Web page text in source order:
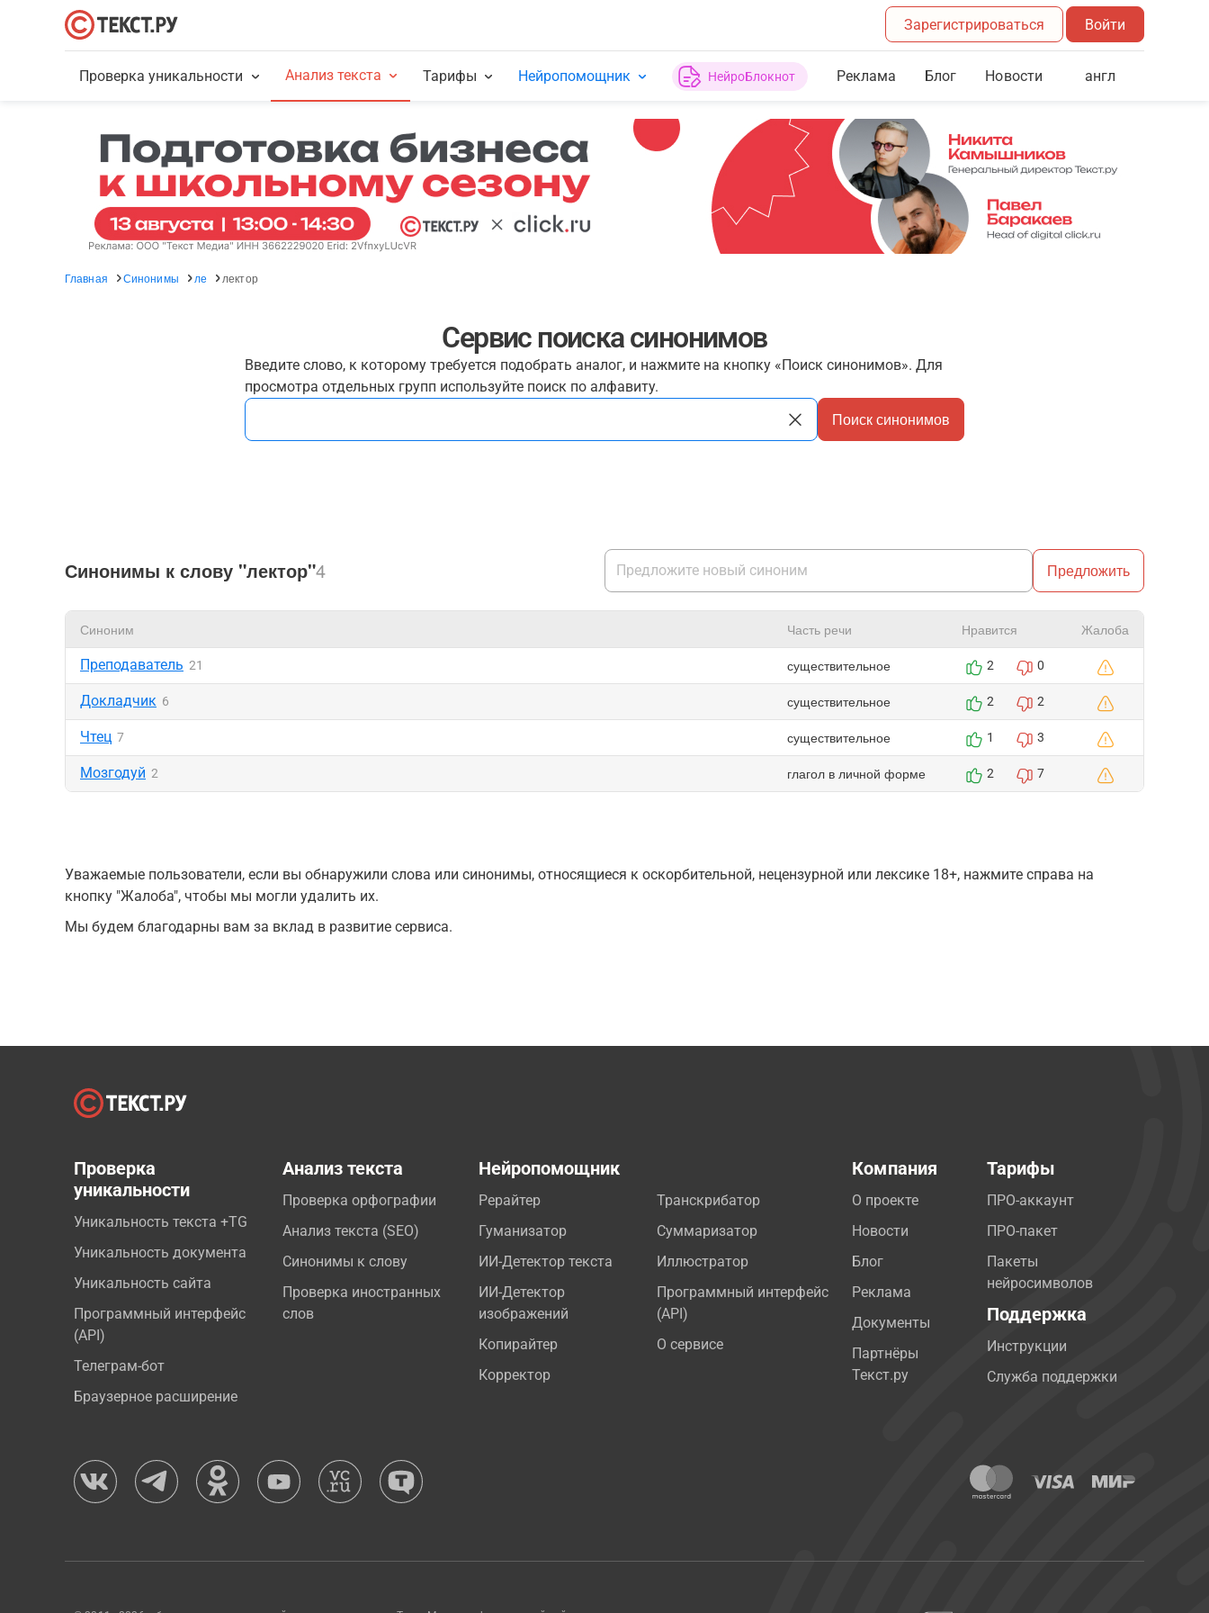
Зарегистрироваться Войти
Проверка уникальности Анализ текста Тарифы Нейропомощник НейроБлокнот Реклама Блог Новости англ
Главная Синонимы ле лектор
Сервис поиска синонимов
Введите слово, к которому требуется подобрать аналог, и нажмите на кнопку «Поиск синонимов». Для
просмотра отдельных групп используйте поиск по алфавиту.
Поиск синонимов
Синонимы к слову "лектор"4 Предложить
Синоним Часть речи Нравится Жалоба
Преподаватель 21 существительное 2 0
Докладчик 6 существительное 2 2
Чтец 7 существительное 1 3
Мозгодуй 2 глагол в личной форме 2 7
Уважаемые пользователи, если вы обнаружили слова или синонимы, относящиеся к оскорбительной, нецензурной или лексике 18+, нажмите справа на
кнопку "Жалоба", чтобы мы могли удалить их.
Мы будем благодарны вам за вклад в развитие сервиса.
Проверка
уникальности
Уникальность текста +TG
Уникальность документа
Уникальность сайта
Программный интерфейс
(API)
Телеграм-бот
Браузерное расширение
Анализ текста
Проверка орфографии
Анализ текста (SEO)
Синонимы к слову
Проверка иностранных
слов
Нейропомощник
Рерайтер
Гуманизатор
ИИ-Детектор текста
ИИ-Детектор
изображений
Копирайтер
Корректор
Транскрибатор
Суммаризатор
Иллюстратор
Программный интерфейс
(API)
О сервисе
Компания
О проекте
Новости
Блог
Реклама
Документы
Партнёры
Текст.ру
Тарифы
ПРО-аккаунт
ПРО-пакет
Пакеты
нейросимволов
Поддержка
Инструкции
Служба поддержки